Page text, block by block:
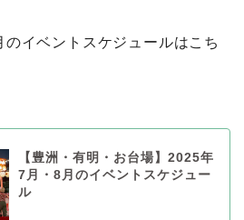
イベントスケジュールはこち
【豊洲・有明・お台場】2025年
7月・8月のイベントスケジュー
ル